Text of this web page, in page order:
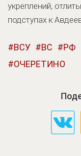
укреплений,
подступах к
ВСУ ВС РФ
ОЧЕРЕТИНО